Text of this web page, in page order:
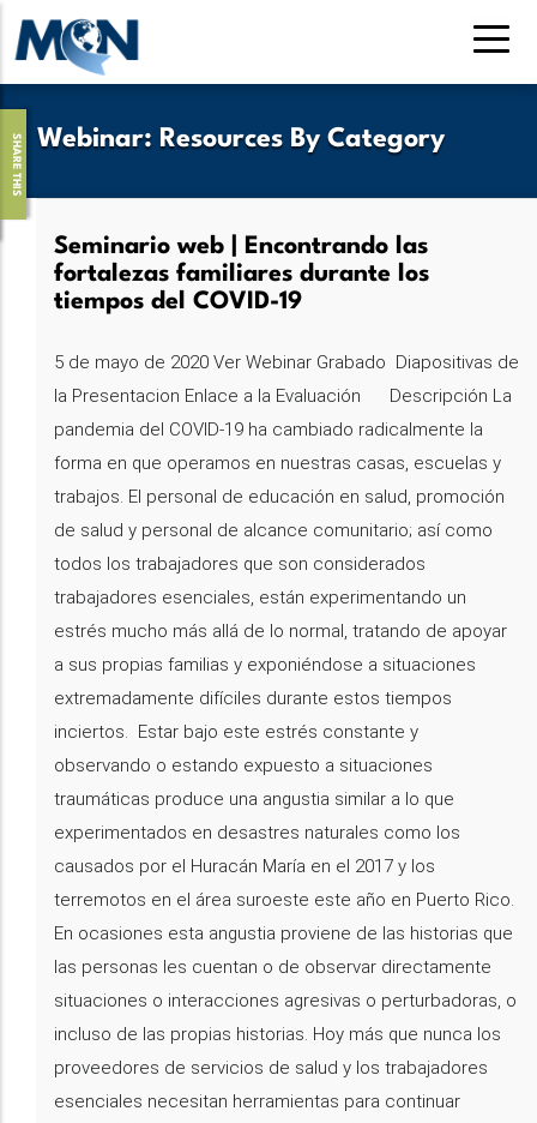
Pasar
contenido
Webinar: Resources By Category
SHARE THIS
Seminario web | Encontrando las
fortalezas familiares durante los
tiempos del COVID-19
5 de mayo de 2020 Ver Webinar Grabado Diapositivas de
la Presentacion Enlace a la Evaluación Descripción La
pandemia del COVID-19 ha cambiado radicalmente la
forma en que operamos en nuestras casas, escuelas y
trabajos. El personal de educación en salud, promoción
de salud y personal de alcance comunitario; así como
todos los trabajadores que son considerados
trabajadores esenciales, están experimentando un
estrés mucho más allá de lo normal, tratando de apoyar
a sus propias familias y exponiéndose a situaciones
extremadamente difíciles durante estos tiempos
inciertos. Estar bajo este estrés constante y
observando o estando expuesto a situaciones
traumáticas produce una angustia similar a lo que
experimentados en desastres naturales como los
causados por el Huracán María en el 2017 y los
terremotos en el área suroeste este año en Puerto Rico.
En ocasiones esta angustia proviene de las historias que
las personas les cuentan o de observar directamente
situaciones o interacciones agresivas o perturbadoras, o
incluso de las propias historias. Hoy más que nunca los
proveedores de servicios de salud y los trabajadores
esenciales necesitan herramientas para continuar